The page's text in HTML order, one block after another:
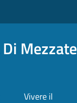
Mezzate
Vivere il